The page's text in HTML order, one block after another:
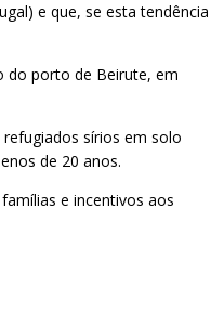
e que, se esta tendência
do porto de Beirute, em
sírios em solo
de 20 anos.
e incentivos aos